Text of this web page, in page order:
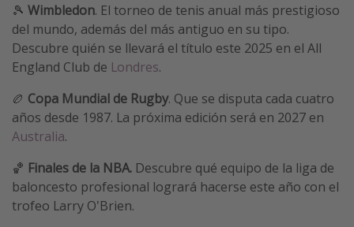
🎾 Wimbledon. El torneo de tenis anual más prestigioso
del mundo, además del más antiguo en su tipo.
Descubre quién se llevará el título este 2025 en el All
England Club de Londres.
🏉 Copa Mundial de Rugby. Que se disputa cada cuatro
años desde 1987. La próxima edición será en 2027 en
Australia.
🏀 Finales de la NBA. Descubre qué equipo de la liga de
baloncesto profesional logrará hacerse este año con el
trofeo Larry O'Brien.